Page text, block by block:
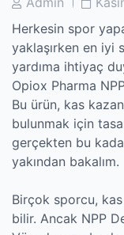
Herkesin spor
yaklaşırken en iyi
yardıma ihtiyaç
Opiox Pharma
Bu ürün, kas
bulunmak için
gerçekten bu
yakından bakalım.
Birçok sporcu,
bilir. Ancak NPP